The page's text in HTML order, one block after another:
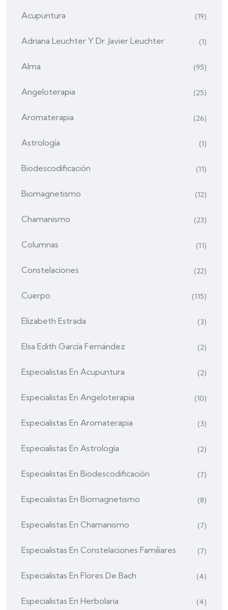
Acupuntura (19)
Adriana Leuchter Y Dr. Javier Leuchter (1)
Alma (95)
Angeloterapia (25)
Aromaterapia (26)
Astrología (1)
Biodescodificación (11)
Biomagnetismo (12)
Chamanismo (23)
Columnas (11)
Constelaciones (22)
Cuerpo (115)
Elizabeth Estrada (3)
Elsa Edith García Fernández (2)
Especialistas En Acupuntura (2)
Especialistas En Angeloterapia (10)
Especialistas En Aromaterapia (3)
Especialistas En Astrología (2)
Especialistas En Biodescodificación (7)
Especialistas En Biomagnetismo (8)
Especialistas En Chamanismo (7)
Especialistas En Constelaciones Familiares (7)
Especialistas En Flores De Bach (4)
Especialistas En Herbolaria (4)